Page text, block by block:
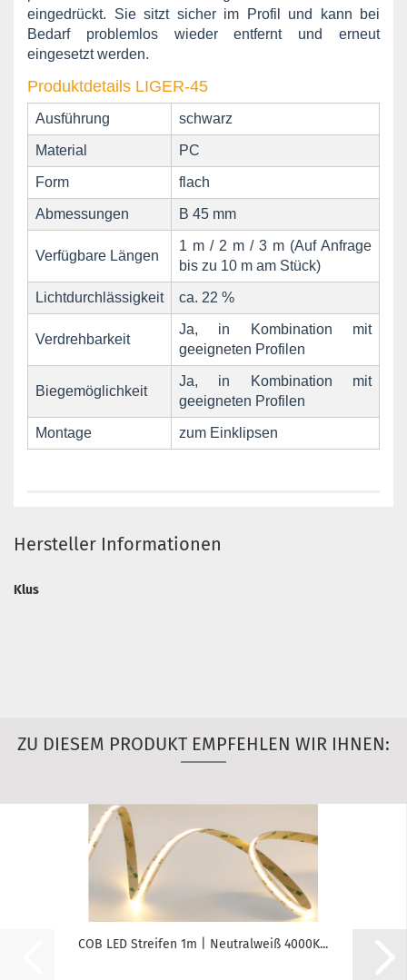
eingedrückt. Sie sitzt sicher im Profil und kann bei
Bedarf problemlos wieder entfernt und erneut
eingesetzt werden.
Produktdetails LIGER-45
Ausführung schwarz
Material PC
Form flach
Abmessungen B 45 mm
Verfügbare Längen
1 m / 2 m / 3 m (Auf Anfrage
bis zu 10 m am Stück)
Lichtdurchlässigkeit ca. 22 %
Verdrehbarkeit
Ja, in Kombination mit
geeigneten Profilen
Biegemöglichkeit
Ja, in Kombination mit
geeigneten Profilen
Montage zum Einklipsen
Hersteller Informationen
Klus
ZU DIESEM PRODUKT EMPFEHLEN WIR IHNEN:
COB LED Streifen 1m | Neutralweiß 4000K...